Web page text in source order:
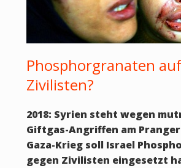
Phosphorgranaten auf
Zivilisten?
2018: Syrien steht wegen
Giftgas-Angriffen am
Gaza-Krieg soll Israel
gegen Zivilisten eingesetzt